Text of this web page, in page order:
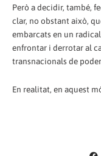
Però a decidir, també,
clar, no obstant això,
embarcats en un
enfrontar i derrotar al
transnacionals de
En realitat, en aquest